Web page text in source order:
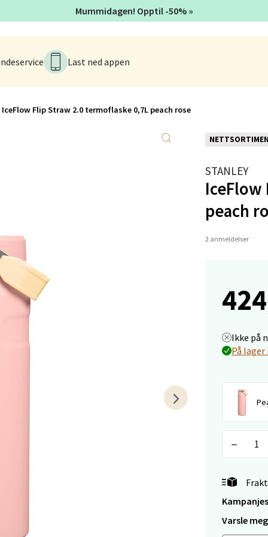
Last ned appen
IceFlow Flip Straw 2.0 termoflaske 0,7L peach rose
STANLEY
peach
2 anmeldelser
Ikke på
På
Varsle
Mummidagen! Opptil -50% »
Linderud
vei 38, 0594 Oslo
10-19
og Sandnes - Thon Senter
nr 9, 4042 Stavanger
10-19
- Alti Mandal
55, 4517 Mandal